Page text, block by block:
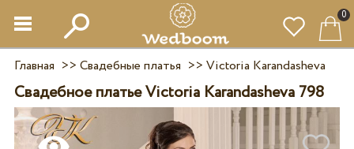
0
Главная >> Свадебные платья >> Victoria Karandasheva
Свадебное платье Victoria Karandasheva 798